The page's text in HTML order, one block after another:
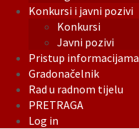
Konkursi i javni pozivi
Konkursi
Javni pozivi
Pristup informacijama
Gradonačelnik
Rad u radnom tijelu
PRETRAGA
Log in